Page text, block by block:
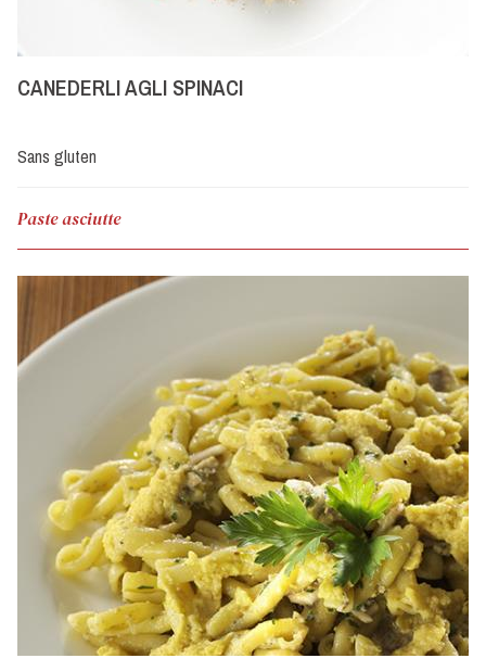
CANEDERLI AGLI SPINACI
Sans gluten
Paste asciutte